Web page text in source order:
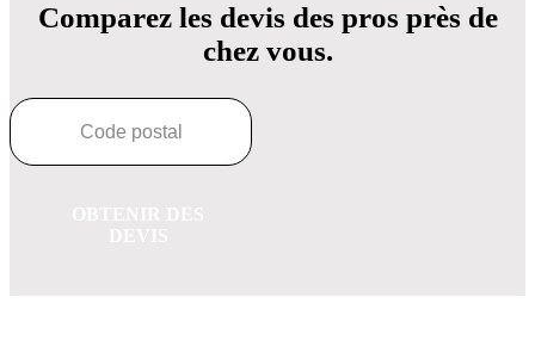
Comparez les devis des pros près de
chez vous.